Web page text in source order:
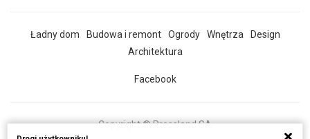
Ładny dom Budowa i remont Ogrody Wnętrza
Design
Architektura
Facebook
Copyright © Pressland SA